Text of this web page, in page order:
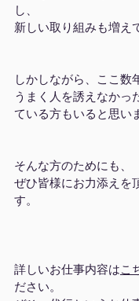
し、
新しい取り組みも増え
しかしながら、ここ数
うまく人を誘えなかっ
ている方もいると思い
そんな方のためにも、
ぜひ皆様にお力添えを
す。
詳しいお仕事内容はこ
ださい。